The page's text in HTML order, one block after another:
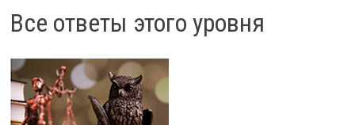
Все ответы этого уровня